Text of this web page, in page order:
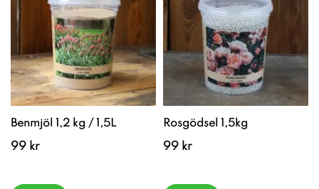
Benmjöl 1,2 kg / 1,5L
99 kr
Rosgödsel 1,5kg
99 kr